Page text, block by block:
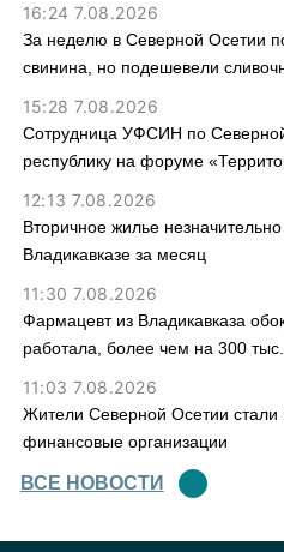
16:24 7.08.2026
За неделю в Северной Осетии
свинина, но подешевели
15:28 7.08.2026
Сотрудница УФСИН по
республику на форуме
12:13 7.08.2026
Вторичное жилье
Владикавказе за месяц
11:30 7.08.2026
Фармацевт из Владикавказа
работала, более чем на 300
11:03 7.08.2026
Жители Северной Осетии
финансовые организации
ВСЕ НОВОСТИ